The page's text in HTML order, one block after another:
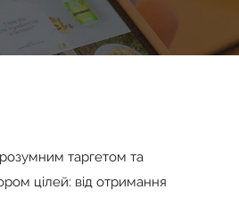
розумним таргетом та
цілей: від отримання